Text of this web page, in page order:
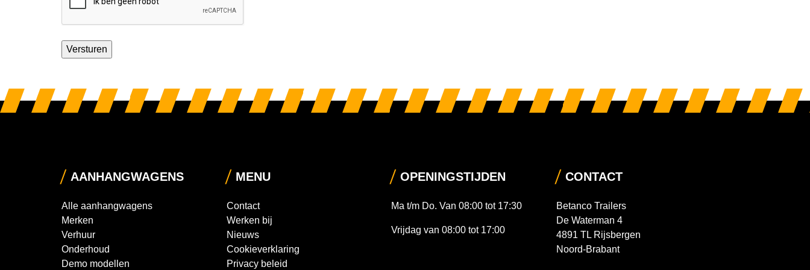
AANHANGWAGENS
Alle aanhangwagens
Merken
Verhuur
Onderhoud
Demo modellen
MENU
Contact
Werken bij
Nieuws
Cookieverklaring
Privacy beleid
OPENINGSTIJDEN
Ma t/m Do. Van 08:00 tot 17:30
Vrijdag van 08:00 tot 17:00
CONTACT
Betanco Trailers
De Waterman 4
4891 TL Rijsbergen
Noord-Brabant